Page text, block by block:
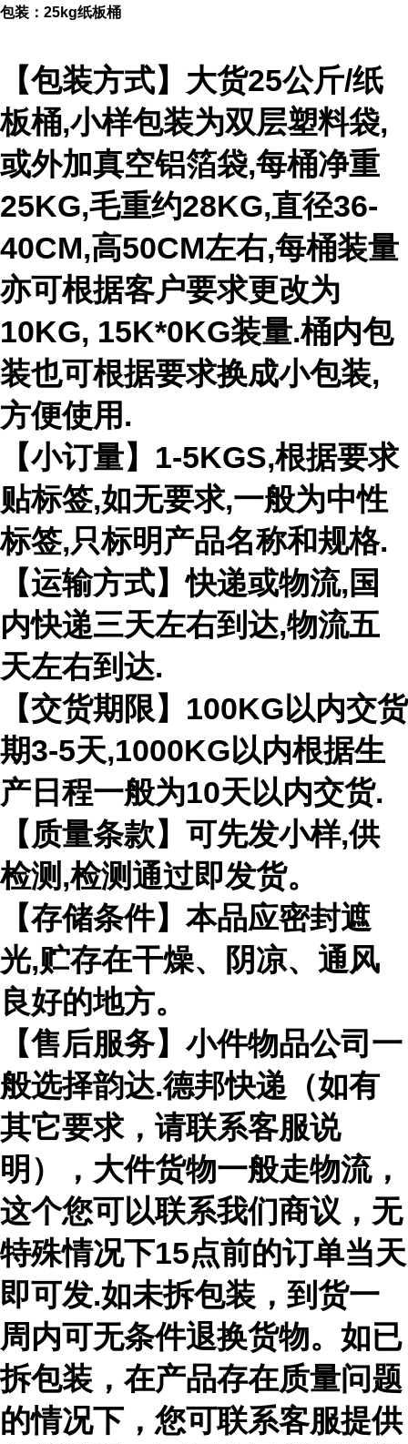
包装：25kg纸板桶
【包装方式】大货25公斤/纸
板桶,小样包装为双层塑料袋,
或外加真空铝箔袋,每桶净重
25KG,毛重约28KG,直径36-
40CM,高50CM左右,每桶装量
亦可根据客户要求更改为
10KG, 15K*0KG装量.桶内包
装也可根据要求换成小包装,
方便使用.
【小订量】1-5KGS,根据要求
贴标签,如无要求,一般为中性
标签,只标明产品名称和规格.
【运输方式】快递或物流,国
内快递三天左右到达,物流五
天左右到达.
【交货期限】100KG以内交货
期3-5天,1000KG以内根据生
产日程一般为10天以内交货.
【质量条款】可先发小样,供
检测,检测通过即发货。
【存储条件】本品应密封遮
光,贮存在干燥、阴凉、通风
良好的地方。
【售后服务】小件物品公司一
般选择韵达.德邦快递（如有
其它要求，请联系客服说
明），大件货物一般走物流，
这个您可以联系我们商议，无
特殊情况下15点前的订单当天
即可发.如未拆包装，到货一
周内可无条件退换货物。如已
拆包装，在产品存在质量问题
的情况下，您可联系客服提供